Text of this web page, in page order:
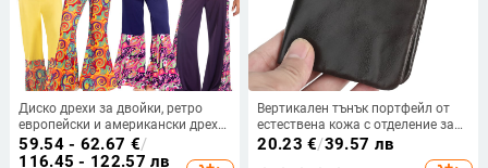
Диско дрехи за двойки, ретро
европейски и американски дрехи
от 70-те години, мъжки и дамски
хипи дрехи за бал, сценични
59.54 - 62.67 €/
116.45 - 122.57 лв
Вертикален тънък портфейл от
естествена кожа с отделение за
шофьорска книжка — LD222,
горен слой кравешка кожа, би-
20.23 €/39.57 лв